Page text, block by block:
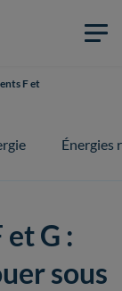
F et G : bientôt
Énergies
G :
sous